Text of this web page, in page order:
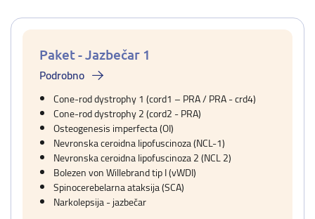
Paket - Jazbečar 1
Podrobno
Cone-rod dystrophy 1 (cord1 – PRA / PRA - crd4)
Cone-rod dystrophy 2 (cord2 - PRA)
Osteogenesis imperfecta (OI)
Nevronska ceroidna lipofuscinoza (NCL-1)
Nevronska ceroidna lipofuscinoza 2 (NCL 2)
Bolezen von Willebrand tip I (vWDI)
Spinocerebelarna ataksija (SCA)
Narkolepsija - jazbečar